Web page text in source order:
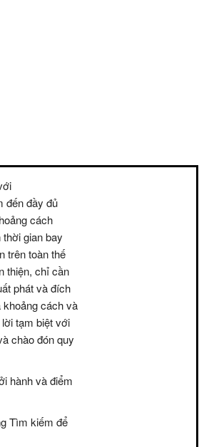
đến đầy đủ
cách
gian bay
trên toàn thế
thiện, chỉ cần
phát và đích
cách và
tạm biệt với
chào đón quy
hành và điểm
Tìm kiếm để